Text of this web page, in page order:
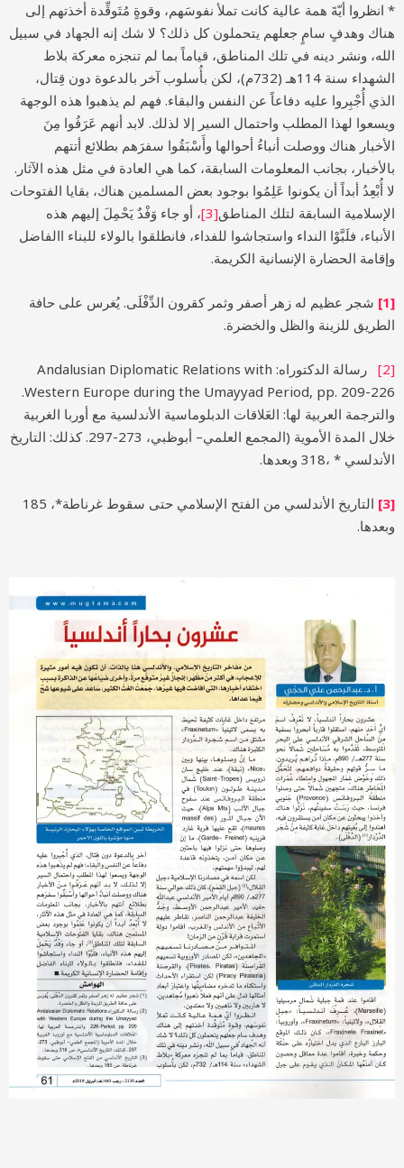
* انظروا أيّةَ همة عالية كانت تملأ نفوسَهم، وقوةٍ مُتَوقِّدة أخذتهم إلى
هناك وهدفٍ سامٍ جعلهم يتحملون كل ذلك؟ لا شك إنه الجهاد في سبيل
الله، ونشر دينه في تلك المناطق، قياماً بما لم تنجزه معركة بلاط
الشهداء سنة 114هـ (732م)، لكن بأُسلوب آخر بالدعوة دون قِتال،
الذي أُجْبِروا عليه دفاعاً عن النفس والبقاء. فهم لم يذهبوا هذه الوجهة
ويسعوا لهذا المطلب واحتمال السير إلا لذلك. لابد أنهم عَرَفُوا مِنَ
الأخبار هناك ووصلت أنباءُ أحوالها وأَسْبَقُوا سفرَهم بطلائع أتتهم
بالأخبار، بجانب المعلومات السابقة، كما هي العادة في مثل هذه الآثار.
لا أُبْعِدُ أبداً أن يكونوا عَلِمُوا بوجود بعض المسلمين هناك، بقايا الفتوحات
الإسلامية السابقة لتلك المناطق[3]
، أو جاء وَفْدٌ يَحْمِلَ إليهم هذه
الأنباء، فلَبَّوْا النداء واستجاشوا للفداء، فانطلقوا بالولاء للبناء االفاضل
وإقامة الحضارة الإنسانية الكريمة.
[1]
شجر عظيم له زهر أصفر وثمر كقرون الدِّفْلَى. يُغرس على حافة
الطريق للزينة والظل والخضرة.
[2]
رسالة الدكتوراه: Andalusian Diplomatic Relations with
Western Europe during the Umayyad Period, pp. 209-226.
والترجمة العربية لها: العَلاقات الدبلوماسية الأندلسية مع أوربا الغربية
خلال المدة الأموية (المجمع العلمي– أبوظبي، 273-297. كذلك: التاريخ
الأندلسي * ،318 وبعدها.
[3]
التاريخ الأندلسي من الفتح الإسلامي حتى سقوط غرناطة*، 185
وبعدها.